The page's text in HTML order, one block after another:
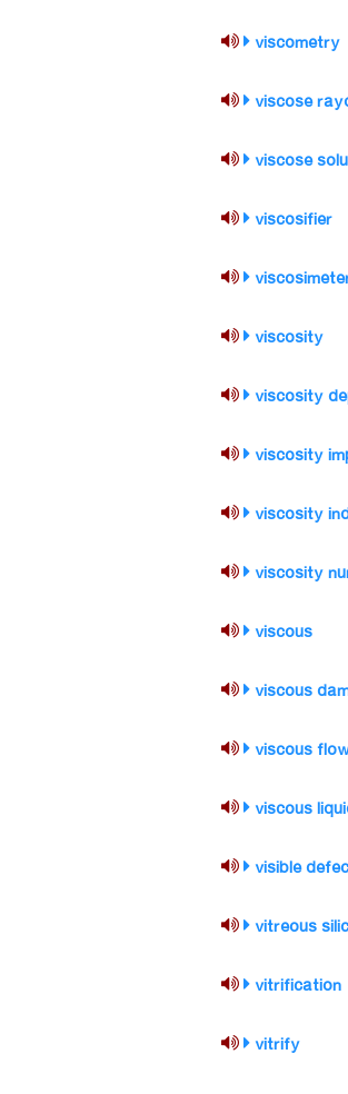
viscometry
viscose
viscose
viscosifier
viscosity
viscosity
viscosity
viscosity
viscosity
viscous
viscous
viscous
viscous
visible
vitreous
vitrification
vitrify